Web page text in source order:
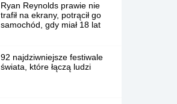
Ryan Reynolds prawie nie
trafił na ekrany, potrącił go
samochód, gdy miał 18 lat
92 najdziwniejsze festiwale
świata, które łączą ludzi